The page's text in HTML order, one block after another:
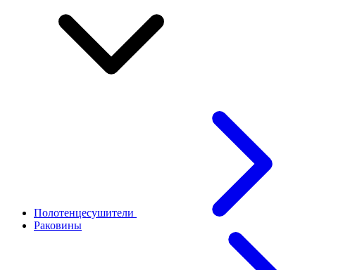
Полотенцесушители
Раковины